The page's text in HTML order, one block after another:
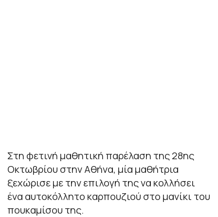
Στη φετινή μαθητική παρέλαση της 28ης
Οκτωβρίου στην Αθήνα, μία μαθήτρια
ξεχώρισε με την επιλογή της να κολλήσει
ένα αυτοκόλλητο καρπουζιού στο μανίκι του
πουκαμίσου της.